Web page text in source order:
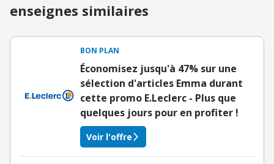
enseignes similaires
BON PLAN
Économisez jusqu'à 47% sur une
sélection d'articles Emma durant
cette promo E.Leclerc - Plus que
quelques jours pour en profiter !
Voir l'offre